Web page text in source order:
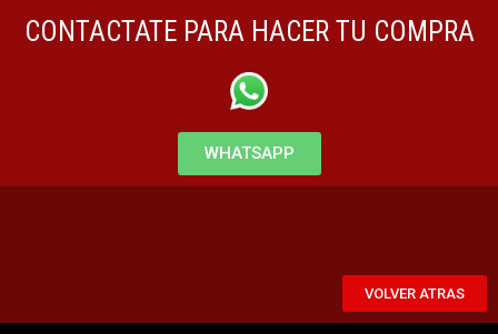
CONTACTATE PARA HACER TU COMPRA
WHATSAPP
VOLVER ATRAS